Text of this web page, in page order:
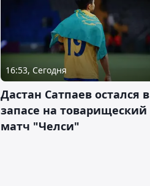
16:53, Сегодня
Дастан Сатпаев остался в
запасе на товарищеский
матч "Челси"